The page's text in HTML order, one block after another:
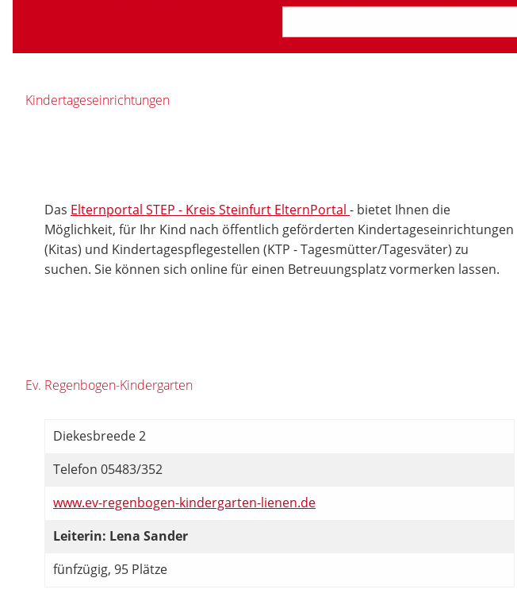
Kindertageseinrichtungen
Das Elternportal STEP - Kreis Steinfurt ElternPortal - bietet Ihnen die
Möglichkeit, für Ihr Kind nach öffentlich geförderten Kindertageseinrichtungen
(Kitas) und Kindertagespflegestellen (KTP - Tagesmütter/Tagesväter) zu
suchen. Sie können sich online für einen Betreuungsplatz vormerken lassen.
Ev. Regenbogen-Kindergarten
Diekesbreede 2
Telefon 05483/352
www.ev-regenbogen-kindergarten-lienen.de
Leiterin: Lena Sander
fünfzügig, 95 Plätze